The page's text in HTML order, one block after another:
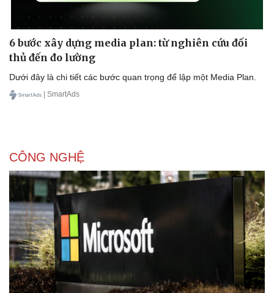
Thể thao
Bóng đá
Ô tô
6 bước xây dựng media plan: từ nghiên cứu đối
thủ đến đo lường
Dưới đây là chi tiết các bước quan trọng để lập một Media Plan.
| SmartAds
CÔNG NGHỆ